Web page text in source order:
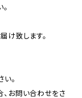
け致します。
。
お問い合わせをさ